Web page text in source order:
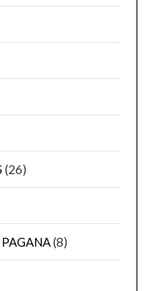
(26)
(8)